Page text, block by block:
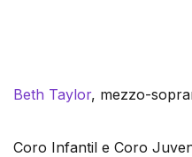
Beth Taylor, mezzo-
Coro Infantil e Coro